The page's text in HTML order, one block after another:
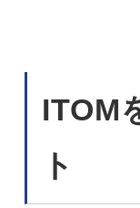
ITOM
ト